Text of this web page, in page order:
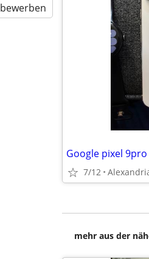
bewerben
7/12
mehr aus der